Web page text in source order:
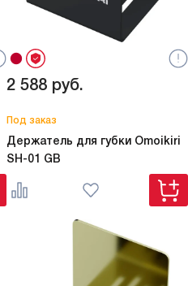
2 588 руб.
Под заказ
Держатель для губки Omoikiri
SH-01 GB